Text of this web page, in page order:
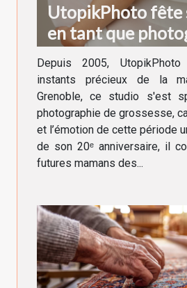
UtopikPhoto fête
en tant que
grossesse à
Depuis 2005,
instants précieux de la
Grenoble, ce studio s'est
photographie de grossesse,
et l’émotion de cette période
de son 20ᵉ anniversaire, il
futures mamans des...